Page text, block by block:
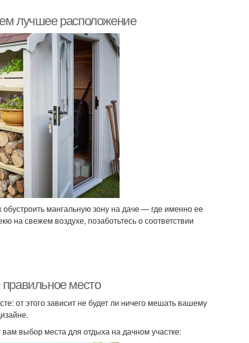
лучшее расположение
мангальную зону на даче — где именно ее
на свежем воздухе, позаботьтесь о соответствии
место
от этого зависит не будет ли ничего мешать вашему
выбор места для отдыха на дачном участке: